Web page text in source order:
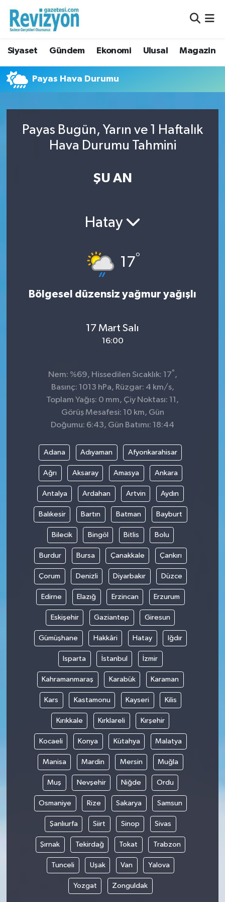
Siyaset Gündem Ekonomi Ulusal Magazin
Payas Hava Durumu
Payas Bugün, Yarın ve 1 Haftalık
Hava Durumu Tahmini
ŞU AN
Hatay
17°
Bölgesel düzensiz yağmur yağışlı
17 Mart Salı
16:00
Nem: %69, Hissedilen Sıcaklık: 17° ,
Basınç: 1013 hPa, Rüzgar: 4 km/s,
Toplam Yağış: 0 mm, Çiy Noktası: 11,
Görüş Mesafesi: 10 km, Gün
Doğumu: 6:43, Gün Batımı: 18:44
Adana Adıyaman Afyonkarahisar
Ağrı Aksaray Amasya Ankara
Antalya Ardahan Artvin Aydın
Balıkesir Bartın Batman Bayburt
Bilecik Bingöl Bitlis Bolu
Burdur Bursa Çanakkale Çankırı
Çorum Denizli Diyarbakır Düzce
Edirne Elazığ Erzincan Erzurum
Eskişehir Gaziantep Giresun
Gümüşhane Hakkâri Hatay Iğdır
Isparta İstanbul İzmir
Kahramanmaraş Karabük Karaman
Kars Kastamonu Kayseri Kilis
Kırıkkale Kırklareli Kırşehir
Kocaeli Konya Kütahya Malatya
Manisa Mardin Mersin Muğla
Muş Nevşehir Niğde Ordu
Osmaniye Rize Sakarya Samsun
Şanlıurfa Siirt Sinop Sivas
Şırnak Tekirdağ Tokat Trabzon
Tunceli Uşak Van Yalova
Yozgat Zonguldak
Süper Lig Puan Durumu ve Fikstür